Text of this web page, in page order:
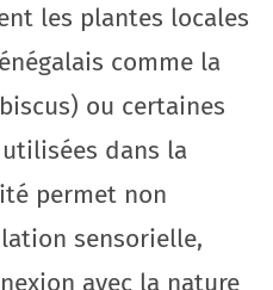
les plantes locales
comme la
ou certaines
dans la
permet non
sensorielle,
avec la nature